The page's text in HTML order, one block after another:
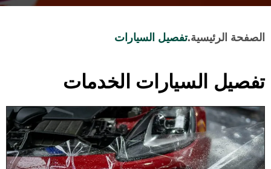
الصفحة الرئيسية.تفصيل السيارات
تفصيل السيارات الخدمات